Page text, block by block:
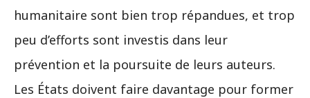
humanitaire sont bien trop répandues, et trop
peu d’efforts sont investis dans leur
prévention et la poursuite de leurs auteurs.
Les États doivent faire davantage pour former